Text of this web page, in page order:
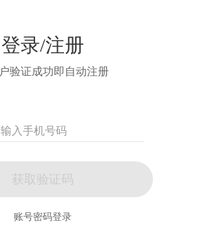
登录/注册
验证成功即自动注册
获取验证码
账号密码登录